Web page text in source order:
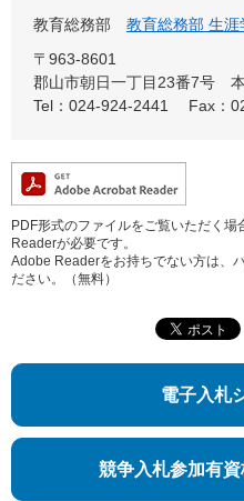
教育総務部 教育総務部 生涯
〒963-8601
郡山市朝日一丁目23番7号
Tel：024-924-2441
Fax：
PDF形式のファイルをご覧いただく
Readerが必要です。
Adobe Readerをお持ちでない方は、
ださい。（無料）
電子入札
競争入札参加有